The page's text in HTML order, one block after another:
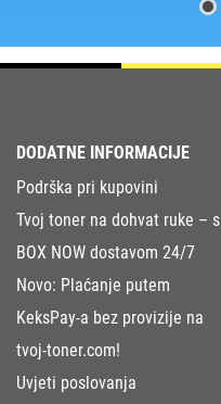
DODATNE INFORMACIJE
Podrška pri kupovini
Tvoj toner na dohvat ruke – s
BOX NOW dostavom 24/7
Novo: Plaćanje putem
KeksPay-a bez provizije na
tvoj-toner.com!
Uvjeti poslovanja